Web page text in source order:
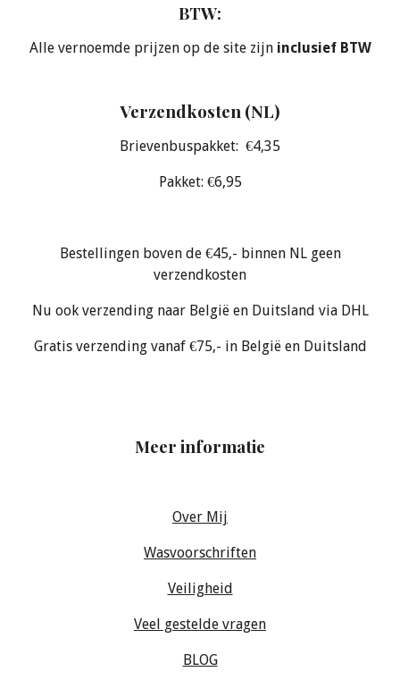
BTW:
Alle vernoemde prijzen op de site zijn inclusief BTW
Verzendkosten (NL)
Brievenbuspakket: €4,35
Pakket: €6,95
Bestellingen boven de €45,- binnen NL geen
verzendkosten
Nu ook verzending naar België en Duitsland via DHL
Gratis verzending vanaf €75,- in België en Duitsland
Meer informatie
Over Mij
Wasvoorschriften
Veiligheid
Veel gestelde vragen
BLOG